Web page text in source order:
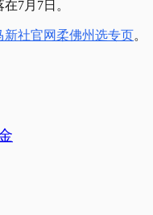
7月7日。
新社官网柔佛州选专页。